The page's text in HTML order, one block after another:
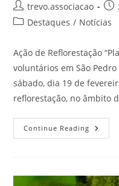
trevo.associacao
Destaques / Notícias
Ação de Reflorestação
voluntários em São
sábado, dia 19 de
reflorestação, no âmbito
Continue Reading